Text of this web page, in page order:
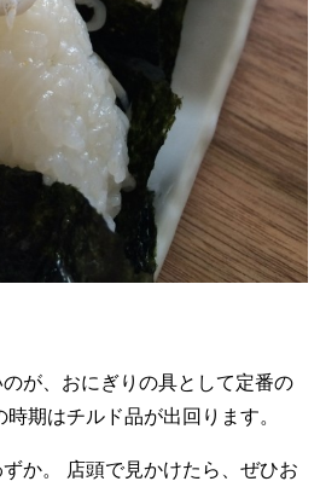
が、おにぎりの具として定番の
期はチルド品が出回ります。
か。 店頭で見かけたら、ぜひお